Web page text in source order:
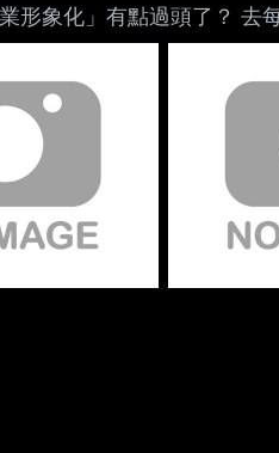
形象化」有點過頭了？ 去
界第一 去美國：AI改變
也都差不多套路 「
衣一穿又是新的宇宙誕生